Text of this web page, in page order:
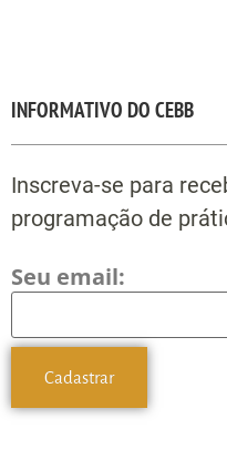
INFORMATIVO DO CEBB
Inscreva-se para
programação de
Seu email: